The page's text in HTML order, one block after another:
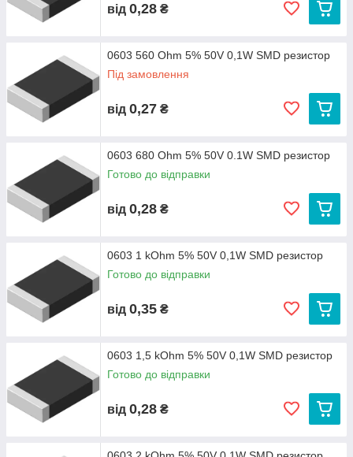
від 0,28 ₴
0603 560 Ohm 5% 50V 0,1W SMD резистор
Під замовлення
від 0,27 ₴
0603 680 Ohm 5% 50V 0.1W SMD резистор
Готово до відправки
від 0,28 ₴
0603 1 kOhm 5% 50V 0,1W SMD резистор
Готово до відправки
від 0,35 ₴
0603 1,5 kOhm 5% 50V 0,1W SMD резистор
Готово до відправки
від 0,28 ₴